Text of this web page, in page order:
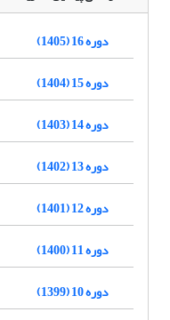
دوره 16 (1405)
دوره 15 (1404)
دوره 14 (1403)
دوره 13 (1402)
دوره 12 (1401)
دوره 11 (1400)
دوره 10 (1399)